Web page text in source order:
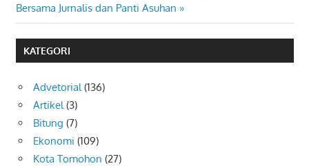
Post:
Bersama Jurnalis dan Panti Asuhan
KATEGORI
Advetorial (136)
Artikel (3)
Bitung (7)
Ekonomi (109)
Kota Tomohon (27)